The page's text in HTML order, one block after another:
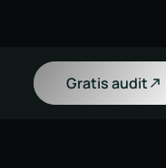
Gratis audit